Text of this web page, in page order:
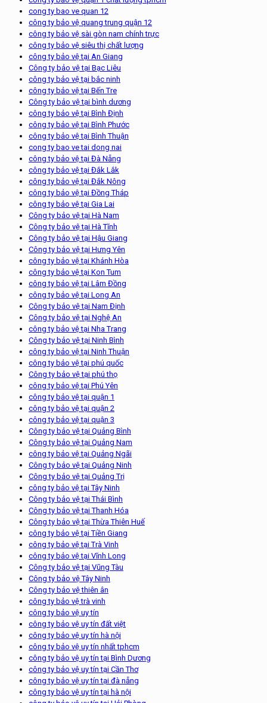
cong ty bao ve quan 12
công ty bảo vệ quang trung quận 12
công ty bảo vệ sài gòn nam chính trực
công ty bảo vệ siêu thị chất lượng
công ty bảo vệ tại An Giang
Công ty bảo vệ tại Bạc Liêu
công ty bảo vệ tại bắc ninh
công ty bảo vệ tại Bến Tre
Công ty bảo vệ tại bình dương
công ty bảo vệ tại Bình Định
công ty bảo vệ tại Bình Phước
công ty bảo vệ tại Bình Thuận
cong ty bao ve tai dong nai
công ty bảo vệ tại Đà Nẵng
công ty bảo vệ tại Đắk Lắk
công ty bảo vệ tại Đắk Nông
công ty bảo vệ tại Đồng Tháp
công ty bảo vệ tại Gia Lai
Công ty bảo vệ tại Hà Nam
Công ty bảo vệ tại Hà Tĩnh
Công ty bảo vệ tại Hậu Giang
Công ty bảo vệ tại Hưng Yên
công ty bảo vệ tại Khánh Hòa
công ty bảo vệ tại Kon Tum
công ty bảo vệ tại Lâm Đồng
công ty bảo vệ tại Long An
Công ty bảo vệ tại Nam Định
Công ty bảo vệ tại Nghệ An
công ty bảo vệ tại Nha Trang
Công ty bảo vệ tại Ninh Bình
công ty bảo vệ tại Ninh Thuận
công ty bảo vệ tại phú quốc
Công ty bảo vệ tại phú thọ
công ty bảo vệ tại Phú Yên
công ty bảo vệ tại quận 1
công ty bảo vệ tại quận 2
công ty bảo vệ tại quận 3
Công ty bảo vệ tại Quảng Bình
Công ty bảo vệ tại Quảng Nam
công ty bảo vệ tại Quảng Ngãi
Công ty bảo vệ tại Quảng Ninh
Công ty bảo vệ tại Quảng Trị
công ty bảo vệ tại Tây Ninh
Công ty bảo vệ tại Thái Bình
Công ty bảo vệ tại Thanh Hóa
Công ty bảo vệ tại Thừa Thiên Huế
công ty bảo vệ tại Tiền Giang
công ty bảo vệ tại Trà Vinh
công ty bảo vệ tại Vĩnh Long
Công ty bảo vệ tại Vũng Tàu
Công ty bảo vệ Tây Ninh
Công ty bảo vệ thiên ân
công ty bảo vệ trà vinh
công ty bảo vệ uy tín
công ty bảo vệ uy tín đất việt
công ty bảo vệ uy tín hà nội
công ty bảo vệ uy tín nhất tphcm
công ty bảo vệ uy tín tại Bình Dương
công ty bảo vệ uy tín tại Cần Thơ
công ty bảo vệ uy tín tại đà nẵng
công ty bảo vệ uy tín tại hà nội